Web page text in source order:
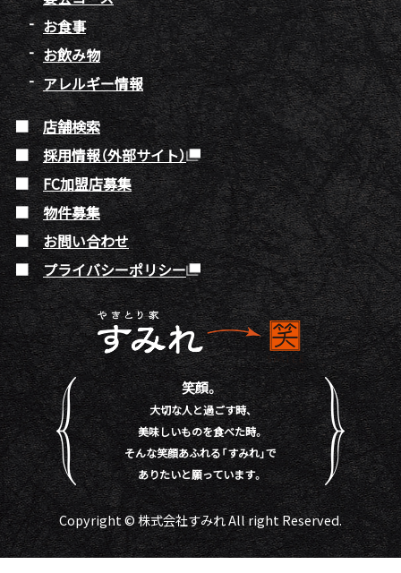
お食事
お飲み物
アレルギー情報
店舗検索
採用情報（外部サイト）
FC加盟店募集
物件募集
お問い合わせ
プライバシーポリシー
笑顔。
大切な人と過ごす時、
美味しいものを食べた時。
そんな笑顔あふれる「すみれ」で
ありたいと願っています。
Copyright © 株式会社すみれ All right Reserved.